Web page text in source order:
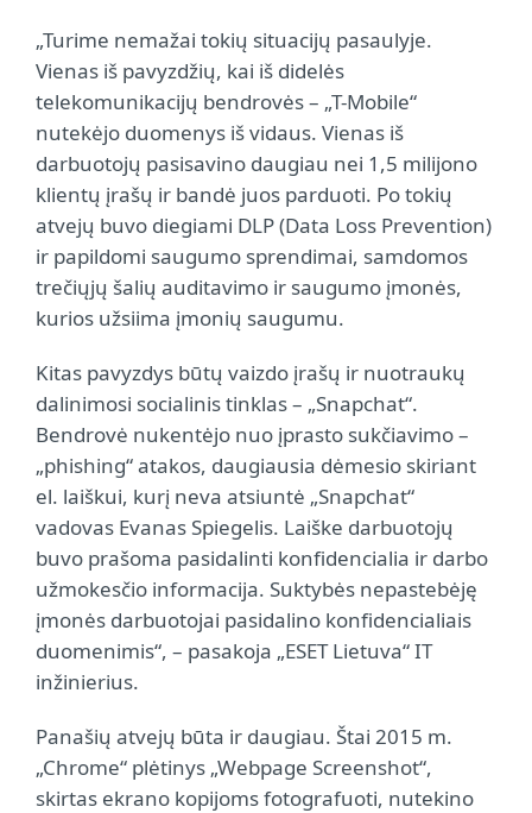
„Turime nemažai tokių situacijų pasaulyje.
Vienas iš pavyzdžių, kai iš didelės
telekomunikacijų bendrovės – „T-Mobile“
nutekėjo duomenys iš vidaus. Vienas iš
darbuotojų pasisavino daugiau nei 1,5 milijono
klientų įrašų ir bandė juos parduoti. Po tokių
atvejų buvo diegiami DLP (Data Loss Prevention)
ir papildomi saugumo sprendimai, samdomos
trečiųjų šalių auditavimo ir saugumo įmonės,
kurios užsiima įmonių saugumu.
Kitas pavyzdys būtų vaizdo įrašų ir nuotraukų
dalinimosi socialinis tinklas – „Snapchat“.
Bendrovė nukentėjo nuo įprasto sukčiavimo –
„phishing“ atakos, daugiausia dėmesio skiriant
el. laiškui, kurį neva atsiuntė „Snapchat“
vadovas Evanas Spiegelis. Laiške darbuotojų
buvo prašoma pasidalinti konfidencialia ir darbo
užmokesčio informacija. Suktybės nepastebėję
įmonės darbuotojai pasidalino konfidencialiais
duomenimis“, – pasakoja „ESET Lietuva“ IT
inžinierius.
Panašių atvejų būta ir daugiau. Štai 2015 m.
„Chrome“ plėtinys „Webpage Screenshot“,
skirtas ekrano kopijoms fotografuoti, nutekino